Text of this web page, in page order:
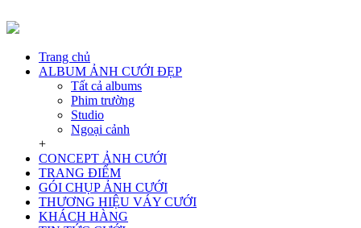
Trang chủ
ALBUM ẢNH CƯỚI ĐẸP
Tất cả albums
Phim trường
Studio
Ngoại cảnh
+
CONCEPT ẢNH CƯỚI
TRANG ĐIỂM
GÓI CHỤP ẢNH CƯỚI
THƯƠNG HIỆU VÁY CƯỚI
KHÁCH HÀNG